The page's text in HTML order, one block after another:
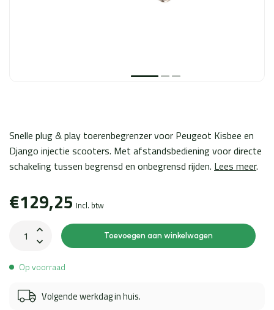
Snelle plug & play toerenbegrenzer voor Peugeot Kisbee en
Django injectie scooters. Met afstandsbediening voor directe
schakeling tussen begrensd en onbegrensd rijden. Lees meer.
€129,25 Incl. btw
Toevoegen aan winkelwagen
Op voorraad
Volgende werkdag in huis.